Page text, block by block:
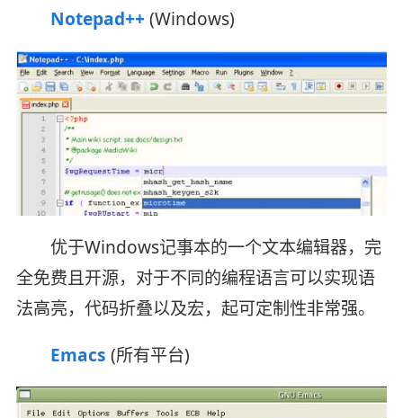
Notepad++ (Windows)
优于Windows记事本的一个文本编辑器，完
全免费且开源，对于不同的编程语言可以实现语
法高亮，代码折叠以及宏，起可定制性非常强。
Emacs (所有平台)